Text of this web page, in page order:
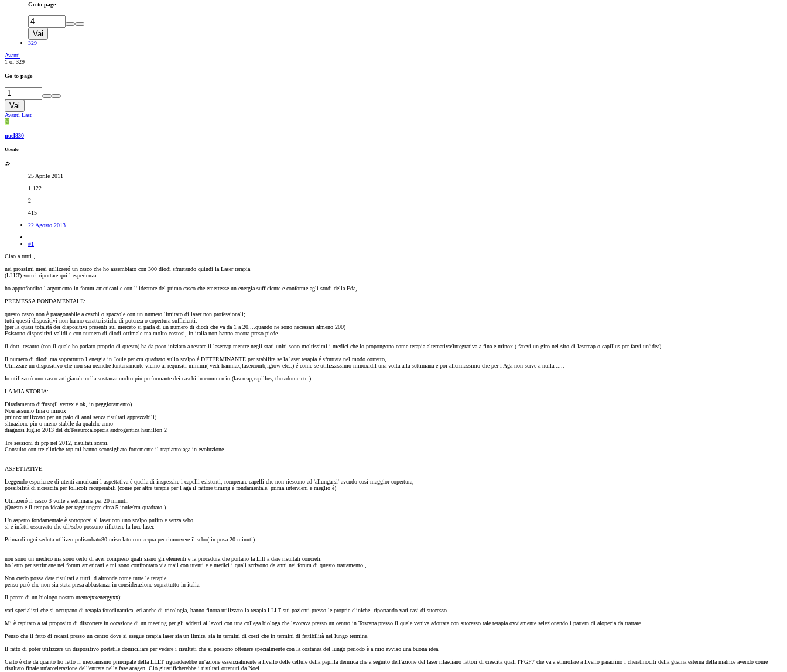
Go to page
Vai
329
Avanti
1 of 329
Go to page
Vai
Avanti Last
N
noel830
Utente
25 Aprile 2011
1,122
2
415
22 Agosto 2013
#1
Ciao a tutti ,
nei prossimi mesi utilizzeró un casco che ho assemblato con 300 diodi sfruttando quindi la Laser terapia
(LLLT) vorrei riportare qui l esperienza.
ho approfondito l argomento in forum americani e con l' ideatore del primo casco che emettesse un energia sufficiente e conforme agli studi della Fda,
PREMESSA FONDAMENTALE:
questo casco non è paragonabile a caschi o spazzole con un numero limitato di laser non professionali;
tutti questi dispositivi non hanno caratteristiche di potenza o copertura sufficienti.
(per la quasi totalitá dei dispositivi presenti sul mercato si parla di un numero di diodi che va da 1 a 20....quando ne sono necessari almeno 200)
Esistono dispositivi validi e con numero di diodi ottimale ma molto costosi, in italia non hanno ancora preso piede.
il dott. tesauro (con il quale ho parlato proprio di questo) ha da poco iniziato a testare il lasercap mentre negli stati uniti sono moltissimi i medici che lo propongono come terapia alternativa/integrativa a fina e minox ( fatevi un giro nel sito di lasercap o capillus per farvi un'idea)
Il numero di diodi ma soprattutto l energia in Joule per cm quadrato sullo scalpo é DETERMINANTE per stabilire se la laser terapia é sfruttata nel modo corretto,
Utilizzare un dispositivo che non sia neanche lontanamente vicino ai requisiti minimi( vedi hairmax,lasercomb,igrow etc..) é come se utilizzassimo minoxidil una volta alla settimana e poi affermassimo che per l Aga non serve a nulla......
Io utilizzeró uno casco artigianale nella sostanza molto piú performante dei caschi in commercio (lasercap,capillus, theradome etc.)
LA MIA STORIA:
Diradamento diffuso(il vertex è ok, in peggioramento)
Non assumo fina o minox
(minox utilizzato per un paio di anni senza risultati apprezzabili)
situazione più o meno stabile da qualche anno
diagnosi luglio 2013 del dr.Tesauro:alopecia androgentica hamilton 2
Tre sessioni di prp nel 2012, risultati scarsi.
Consulto con tre cliniche top mi hanno sconsigliato fortemente il trapianto:aga in evoluzione.
ASPETTATIVE:
Leggendo esperienze di utenti americani l aspettativa è quella di inspessire i capelli esistenti, recuperare capelli che non riescono ad 'allungarsi' avendo cosí maggior copertura,
possibilitã di ricrescita per follicoli recuperabili (come per altre terapie per l aga il fattore timing é fondamentale, prima intervieni e meglio é)
Utilizzeró il casco 3 volte a settimana per 20 minuti.
(Questo è il tempo ideale per raggiungere circa 5 joule/cm quadrato.)
Un aspetto fondamentale è sottoporsi al laser con uno scalpo pulito e senza sebo,
si è infatti osservato che oli/sebo possono riflettere la luce laser.
Prima di ogni seduta utilizzo polisorbato80 miscelato con acqua per rimuovere il sebo( in posa 20 minuti)
non sono un medico ma sono certo di aver compreso quali siano gli elementi e la procedura che portano la Lllt a dare risultati concreti.
ho letto per settimane nei forum americani e mi sono confrontato via mail con utenti e e medici i quali scrivono da anni nei forum di questo trattamento ,
Non credo possa dare risultati a tutti, d altronde come tutte le terapie.
penso peró che non sia stata presa abbastanza in considerazione soprattutto in italia.
Il parere di un biologo nostro utente(xxenergyxx):
vari specialisti che si occupano di terapia fotodinamica, ed anche di tricologia, hanno finora utilizzato la terapia LLLT sui pazienti presso le proprie cliniche, riportando vari casi di successo.
Mi è capitato a tal proposito di discorrere in occasione di un meeting per gli addetti ai lavori con una collega biologa che lavorava presso un centro in Toscana presso il quale veniva adottata con successo tale terapia ovviamente selezionando i pattern di alopecia da trattare.
Penso che il fatto di recarsi presso un centro dove si esegue terapia laser sia un limite, sia in termini di costi che in termini di fattibilità nel lungo termine.
Il fatto di poter utilizzare un dispositivo portatile domiciliare per vedere i risultati che si possono ottenere specialmente con la costanza del lungo periodo è a mio avviso una buona idea.
Certo è che da quanto ho letto il meccanismo principale della LLLT riguarderebbe un'azione essenzialmente a livello delle cellule della papilla dermica che a seguito dell'azione del laser rilasciano fattori di crescita quali l'FGF7 che va a stimolare a livello paracrino i cheratinociti della guaina esterna della matrice avendo come
risultato finale un'accelerazione dell'entrata nella fase anagen. Ciò giustificherebbe i risultati ottenuti da Noel.